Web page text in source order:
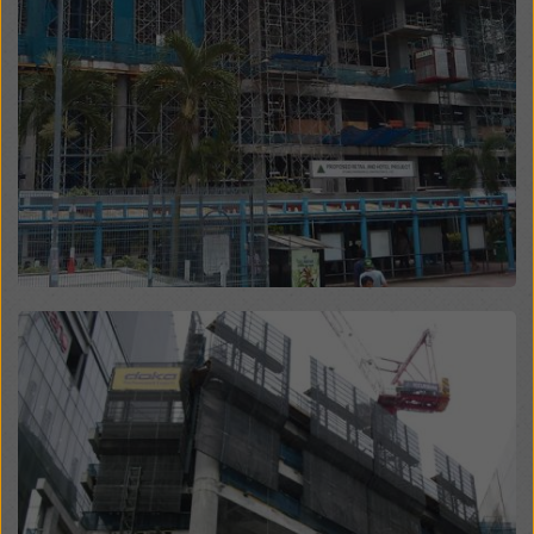
Open
legales efectivos contra esto. Puede rechazar todas
las cookies que requieran consentimiento haciendo
clic en «Rechazar» o ajustando suconfiguración de
cookieshaciendo clic en configuración de cookies en
la parte inferior de este sitio web y utilizando las
casillas de verificación correspondientes. Puede
revocar su consentimiento en cualquier momento con
efecto futuro y sin indicar un motivo haciendo clic en
configuración de cookiesen la parte inferior de este
sitio web.
Puede encontrar más información sobre nuestras
cookiesen nuestra política de privacidad
ofrecemos la opción de seleccionar sus cookies
(configuración avanzada de cookies).